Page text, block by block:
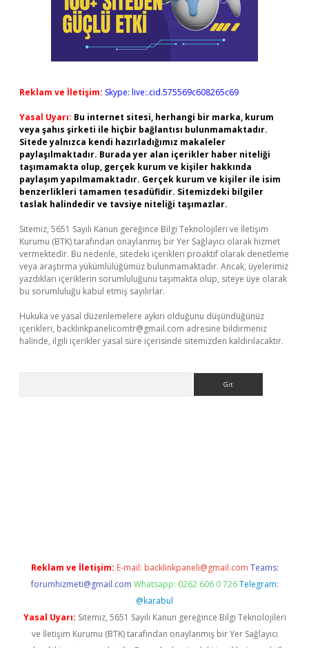
Reklam ve İletişim: Skype: live:.cid.575569c608265c69
Yasal Uyarı: Bu internet sitesi, herhangi bir marka, kurum
veya şahıs şirketi ile hiçbir bağlantısı bulunmamaktadır.
Sitede yalnızca kendi hazırladığımız makaleler
paylaşılmaktadır. Burada yer alan içerikler haber niteliği
taşımamakta olup, gerçek kurum ve kişiler hakkında
paylaşım yapılmamaktadır. Gerçek kurum ve kişiler ile isim
benzerlikleri tamamen tesadüfidir. Sitemizdeki bilgiler
taslak halindedir ve tavsiye niteliği taşımazlar.
Sitemiz, 5651 Sayılı Kanun gereğince Bilgi Teknolojileri ve İletişim
Kurumu (BTK) tarafından onaylanmış bir Yer Sağlayıcı olarak hizmet
vermektedir. Bu nedenle, sitedeki içerikleri proaktif olarak denetleme
veya araştırma yükümlülüğümüz bulunmamaktadır. Ancak, üyelerimiz
yazdıkları içeriklerin sorumluluğunu taşımakta olup, siteye üye olarak
bu sorumluluğu kabul etmiş sayılırlar.
Hukuka ve yasal düzenlemelere aykırı olduğunu düşündüğünüz
içerikleri, backlinkpanelicomtr@gmail.com adresine bildirmeniz
halinde, ilgili içerikler yasal süre içerisinde sitemizden kaldırılacaktır.
Reklam ve İletişim: E-mail: backlinkpaneli@gmail.com Teams:
forumhizmeti@gmail.com Whatsapp: 0262 606 0 726 Telegram:
@karabul
Yasal Uyarı: Sitemiz, 5651 Sayılı Kanun gereğince Bilgi Teknolojileri
ve İletişim Kurumu (BTK) tarafından onaylanmış bir Yer Sağlayıcı